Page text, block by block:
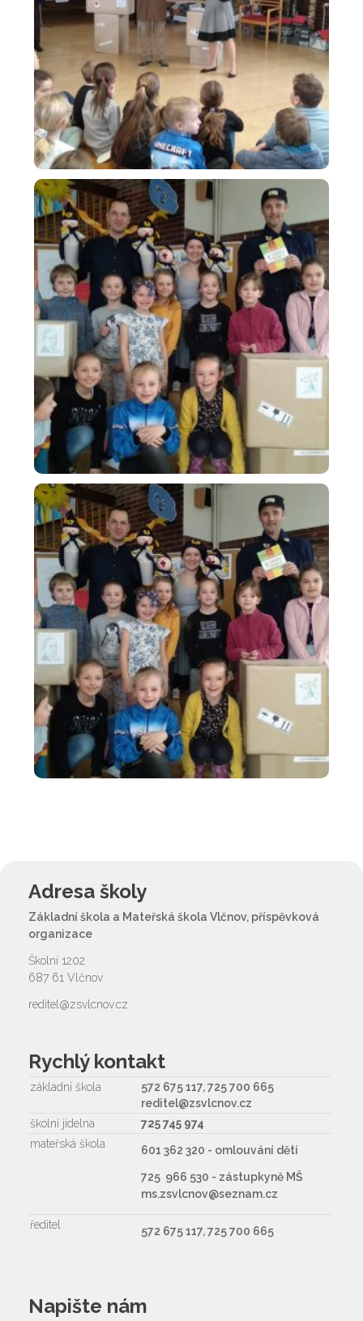
Adresa školy
Základní škola a Mateřská škola Vlčnov, příspěvková
organizace
Školní 1202
687 61 Vlčnov
reditel@zsvlcnov.cz
Rychlý kontakt
základní škola
572 675 117, 725 700 665
reditel@zsvlcnov.cz
školní jídelna
725 745 974
mateřská škola
601 362 320 - omlouvání dětí
725 966 530 - zástupkyně MŠ
ms.zsvlcnov@seznam.cz
ředitel 572 675 117, 725 700 665
Napište nám